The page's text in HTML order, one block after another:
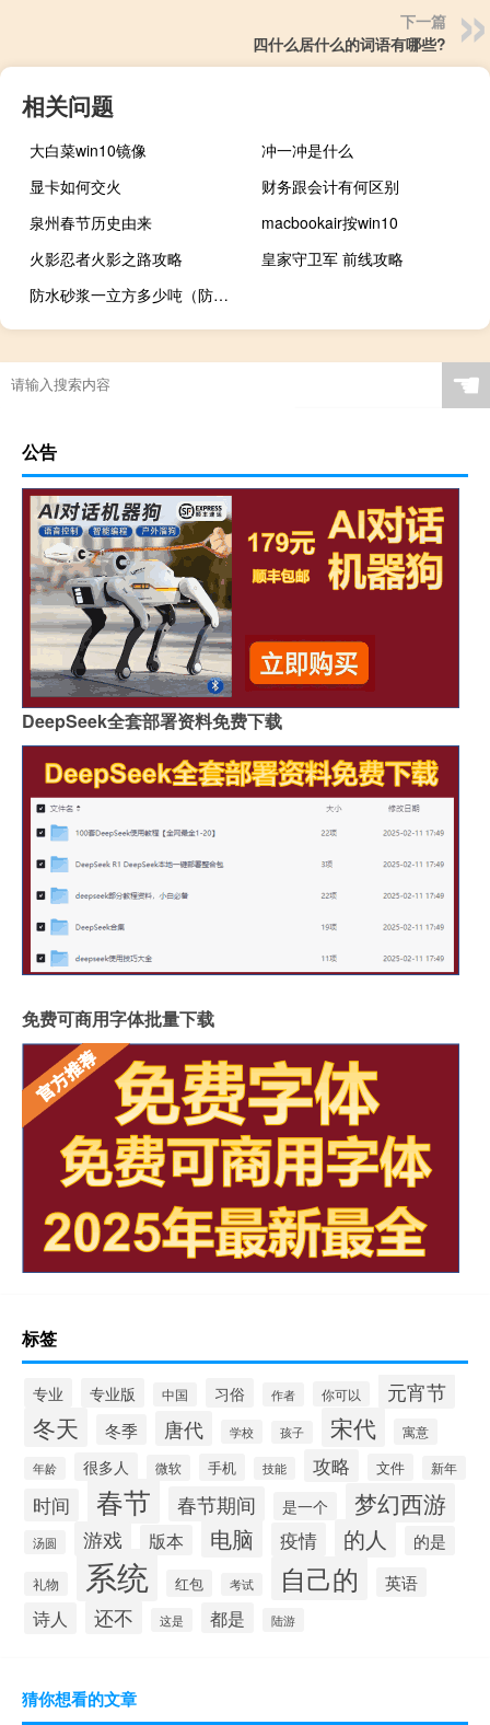
下一篇
四什么居什么的词语有哪些?
相关问题
大白菜win10镜像
冲一冲是什么
显卡如何交火
财务跟会计有何区别
泉州春节历史由来
macbookair按win10
火影忍者火影之路攻略
皇家守卫军 前线攻略
防水砂浆一立方多少吨（防水砂浆）
☚
公告
DeepSeek全套部署资料免费下载
免费可商用字体批量下载
标签
专业 专业版 中国 习俗 作者 你可以 元宵节
冬天 冬季 唐代 学校 孩子 宋代 寓意
年龄 很多人 微软 手机 技能 攻略 文件 新年
时间 春节 春节期间 是一个 梦幻西游
汤圆 游戏 版本 电脑 疫情 的人 的是
礼物 系统 红包 考试 自己的 英语
诗人 还不 这是 都是 陆游
猜你想看的文章